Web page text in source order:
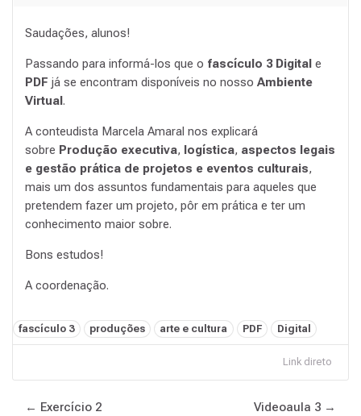
Saudações, alunos!
Passando para informá-los que o fascículo 3 Digital e
PDF já se encontram disponíveis no nosso Ambiente
Virtual.
A conteudista Marcela Amaral nos explicará
sobre Produção executiva, logística, aspectos legais
e gestão prática de projetos e eventos culturais,
mais um dos assuntos fundamentais para aqueles que
pretendem fazer um projeto, pôr em prática e ter um
conhecimento maior sobre.
Bons estudos!
A coordenação.
Tags:
fascículo 3 produções arte e cultura PDF Digital
Link direto
← Exercício 2 Videoaula 3 →